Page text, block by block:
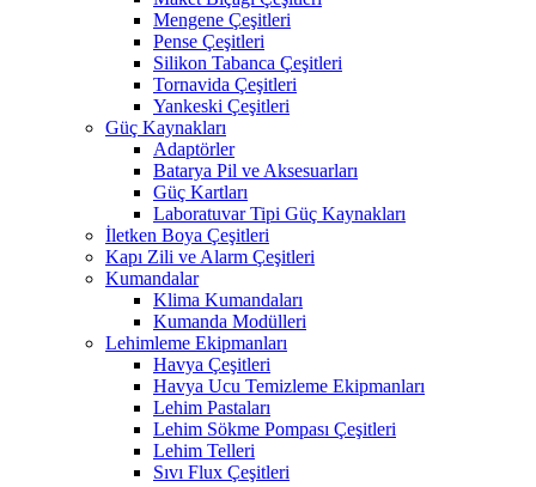
Mengene Çeşitleri
Pense Çeşitleri
Silikon Tabanca Çeşitleri
Tornavida Çeşitleri
Yankeski Çeşitleri
Güç Kaynakları
Adaptörler
Batarya Pil ve Aksesuarları
Güç Kartları
Laboratuvar Tipi Güç Kaynakları
İletken Boya Çeşitleri
Kapı Zili ve Alarm Çeşitleri
Kumandalar
Klima Kumandaları
Kumanda Modülleri
Lehimleme Ekipmanları
Havya Çeşitleri
Havya Ucu Temizleme Ekipmanları
Lehim Pastaları
Lehim Sökme Pompası Çeşitleri
Lehim Telleri
Sıvı Flux Çeşitleri